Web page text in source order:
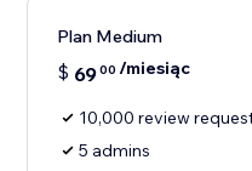
Plan Medium
$ 6900 /miesiąc
10,000 review
5 admins